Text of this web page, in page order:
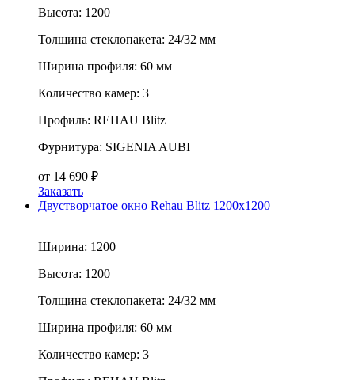
Высота: 1200
Толщина стеклопакета: 24/32 мм
Ширина профиля: 60 мм
Количество камер: 3
Профиль: REHAU Blitz
Фурнитура: SIGENIA AUBI
от 14 690 ₽
Заказать
Двустворчатое окно Rehau Blitz 1200x1200
Ширина: 1200
Высота: 1200
Толщина стеклопакета: 24/32 мм
Ширина профиля: 60 мм
Количество камер: 3